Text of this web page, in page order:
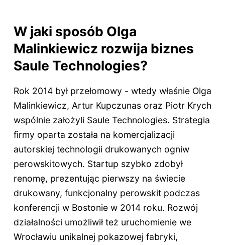
W jaki sposób Olga
Malinkiewicz rozwija biznes
Saule Technologies?
Rok 2014 był przełomowy - wtedy właśnie Olga
Malinkiewicz, Artur Kupczunas oraz Piotr Krych
wspólnie założyli Saule Technologies. Strategia
firmy oparta została na komercjalizacji
autorskiej technologii drukowanych ogniw
perowskitowych. Startup szybko zdobył
renomę, prezentując pierwszy na świecie
drukowany, funkcjonalny perowskit podczas
konferencji w Bostonie w 2014 roku. Rozwój
działalności umożliwił też uruchomienie we
Wrocławiu unikalnej pokazowej fabryki,